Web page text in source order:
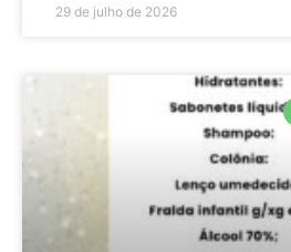
29 de julho de 2026